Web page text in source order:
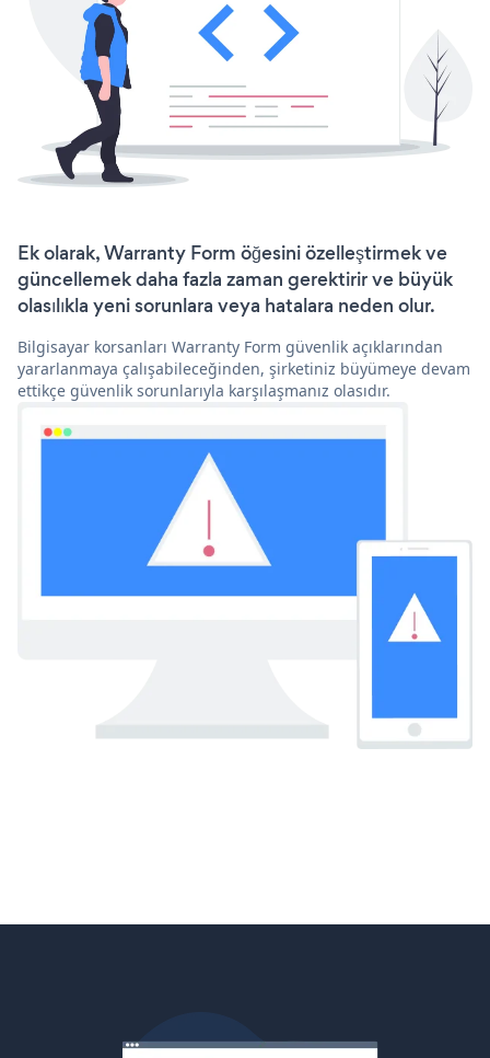
Ek olarak, Warranty Form öğesini özelleştirmek ve
güncellemek daha fazla zaman gerektirir ve büyük
olasılıkla yeni sorunlara veya hatalara neden olur.
Bilgisayar korsanları Warranty Form güvenlik açıklarından
yararlanmaya çalışabileceğinden, şirketiniz büyümeye devam
ettikçe güvenlik sorunlarıyla karşılaşmanız olasıdır.